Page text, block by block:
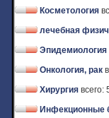
Косметология
лечебная
Эпидемиология
Онкология, рак
Хирургия всего:
Инфекционные